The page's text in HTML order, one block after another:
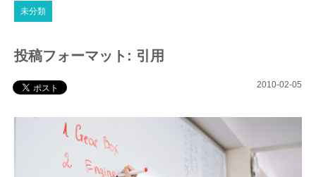
未分類
投稿フォーマット: 引用
2010-02-05